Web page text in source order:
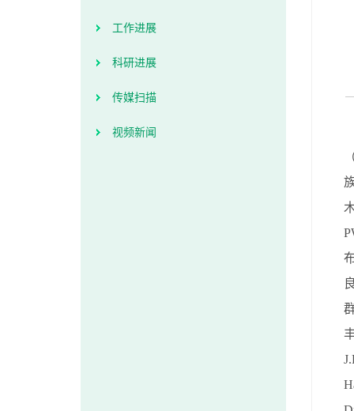
工作进展
科研进展
传媒扫描
视频新闻